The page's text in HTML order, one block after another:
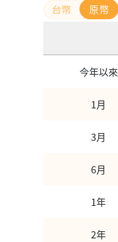
原幣
今年以來
1月
3月
6月
1年
2年